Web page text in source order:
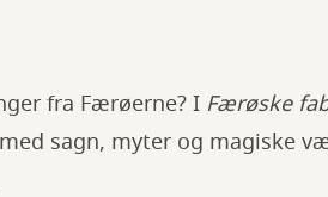
fra Færøerne? I Færøske
sagn, myter og magiske